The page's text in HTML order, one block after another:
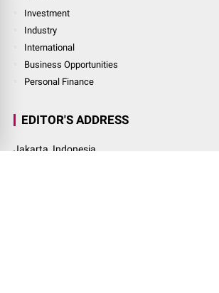
Business Opportunities
Personal Finance
MORE
Investment
Industry